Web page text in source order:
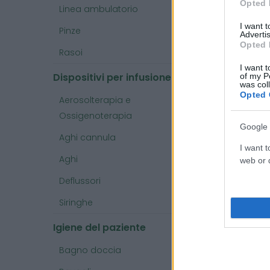
Opted
I want
Opted
I want
of my
was
Opted
Google
I want
web or
Linea ambulatorio
Pinze
Rasoi
Dispositivi per infusione
Aerosolterapia e
Ossigenoterapia
Aghi cannula
Aghi
Deflussori
Siringhe
Igiene del paziente
Bagno doccia